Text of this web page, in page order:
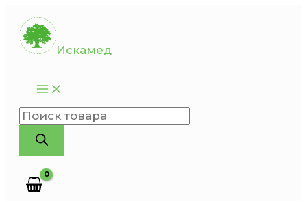
Перейти
содержимому
Искамед
Поиск
товаров